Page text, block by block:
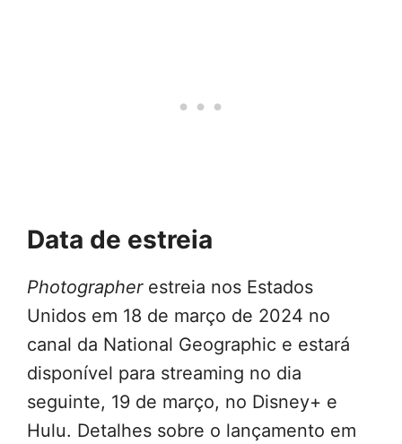
Data de estreia
Photographerestreia nos Estados
Unidos em 18 de março de 2024 no
canal da National Geographic e estará
disponível para streaming no dia
seguinte, 19 de março, no Disney+ e
Hulu. Detalhes sobre o lançamento em